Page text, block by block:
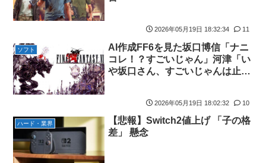
【エ●漫画】乱交物のエ●漫画←これｗｗｗ
ト！
【学マス】AIライザに対抗して学マスもAIアイドルを出そう
昭和戦隊のロボデザイン、配信で追って見ると…
【デレマス】 仮面ライダーバロンＰ第２話「蒼翼の乙女」
タトゥー彫り師さん「刺青入れてる奴は全員バカです」→30万再
生ｗｗｗｗｗｗ
【悲報】「美人すぎる県警本部長」失職ｗｗｗｗｗｗｗｗｗ
2026年05月19日 18:32:34 11
ソフト
AI作成FF6を見た坂口博信「ナニ
コレ！？すごいじゃん」河津「い
や坂口さん、すごいじゃんは止め
2026年05月19日 18:02:32 10
ハード・業界
【悲報】Switch2値上げ 「子の格
差」 懸念